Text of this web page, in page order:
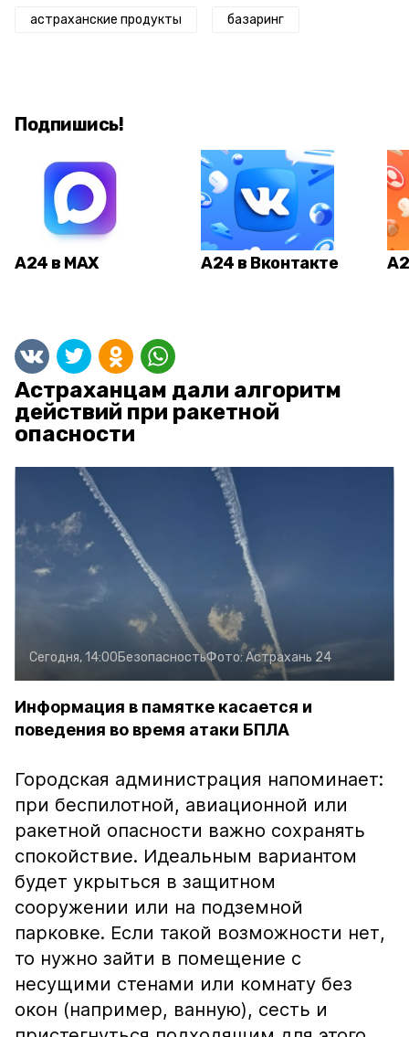
астраханские продукты базаринг
Подпишись!
А24 в MAX А24 в Вконтакте
Астраханцам дали алгоритм
действий при ракетной
опасности
Сегодня, 14:00БезопасностьФото:Астрахань 24
Информация в памятке касается и
поведения во время атаки БПЛА
Городская администрация напоминает:
при беспилотной, авиационной или
ракетной опасности важно сохранять
спокойствие. Идеальным вариантом
будет укрыться в защитном
сооружении или на подземной
парковке. Если такой возможности нет,
то нужно зайти в помещение с
несущими стенами или комнату без
окон (например, ванную), сесть и